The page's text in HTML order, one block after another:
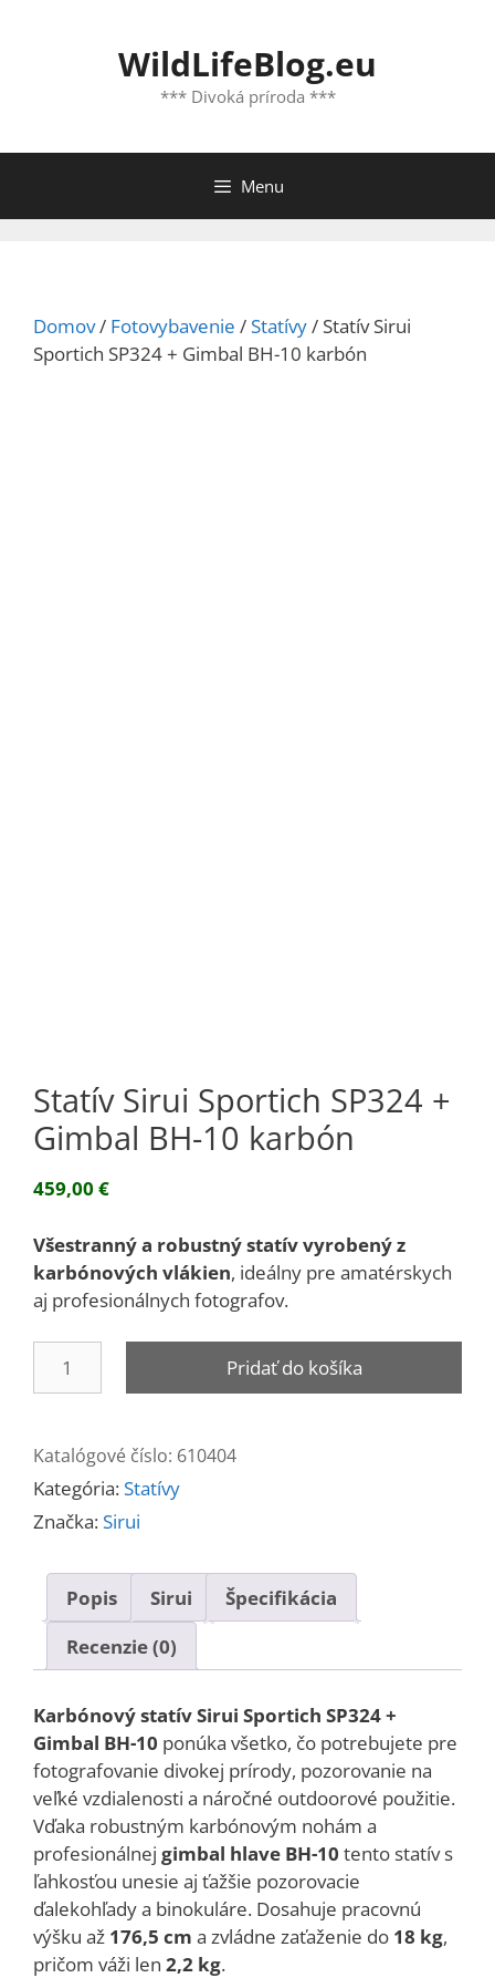
WildLifeBlog.eu
*** Divoká príroda ***
Menu
Domov/ Fotovybavenie /Statívy/ Statív Sirui
Sportich SP324 + Gimbal BH-10 karbón
Statív Sirui Sportich SP324 +
Gimbal BH-10 karbón
459,00 €
Všestranný a robustný statív vyrobený z
karbónových vlákien, ideálny pre amatérskych
aj profesionálnych fotografov.
Statív
SP324
+
Gimbal
10
karbón
Pridať do košíka
Katalógové číslo: 610404
Kategória:Statívy
Značka:Sirui
Popis Sirui
Špecifikácia
Recenzie (0)
Karbónový statív Sirui Sportich SP324 +
Gimbal BH-10 ponúka všetko, čo potrebujete pre
fotografovanie divokej prírody, pozorovanie na
veľké vzdialenosti a náročné outdoorové použitie.
Vďaka robustným karbónovým nohám a
profesionálnej gimbal hlave BH-10 tento statív s
ľahkosťou unesie aj ťažšie pozorovacie
ďalekohľady a binokuláre. Dosahuje pracovnú
výšku až 176,5 cm a zvládne zaťaženie do 18 kg,
pričom váži len 2,2 kg.